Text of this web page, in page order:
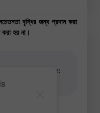
বৃদ্ধির জন্য প্রদান করা
করা হয় না।
লেখকের ইমেইল: